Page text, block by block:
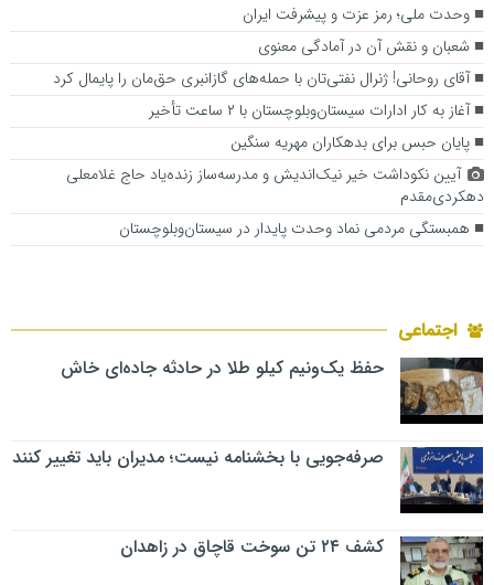
وحدت ملی؛ رمز عزت و پیشرفت ایران
شعبان و نقش آن در آمادگی معنوی
آقای روحانی! ژنرال نفتی‌تان با حمله‌های گازانبری حق‌مان را پایمال کرد
آغاز به‌ کار ادارات سیستان‌وبلوچستان با ۲ ساعت تأخیر
پایان حبس برای بدهکاران مهریه سنگین
آیین نکوداشت خیر نیک‌اندیش و مدرسه‌ساز زنده‌یاد حاج غلامعلی
دهکردی‌مقدم
همبستگی مردمی نماد وحدت پایدار در سیستان‌وبلوچستان
اجتماعی
حفظ یک‌ونیم کیلو طلا در حادثه جاده‌ای خاش
صرفه‌جویی با بخشنامه نیست؛ مدیران باید تغییر کنند
کشف ۲۴ تن سوخت قاچاق در زاهدان